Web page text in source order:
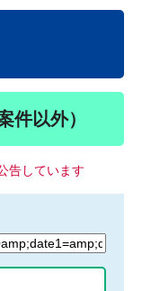
件以外）
告しています